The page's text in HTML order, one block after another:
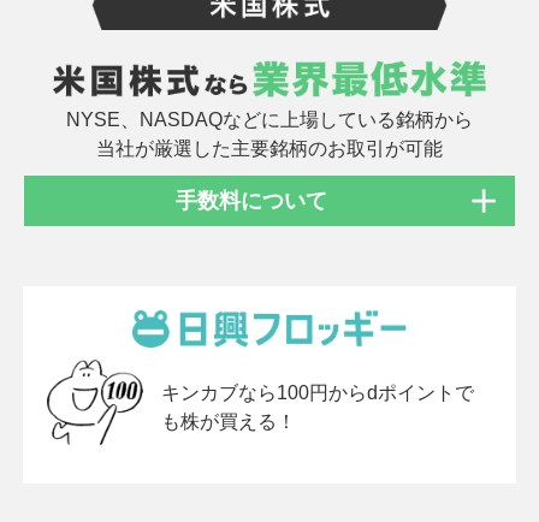
NYSE、NASDAQなどに上場している銘柄から
当社が厳選した主要銘柄のお取引が可能
手数料について
キンカブなら100円からdポイントで
も株が買える！